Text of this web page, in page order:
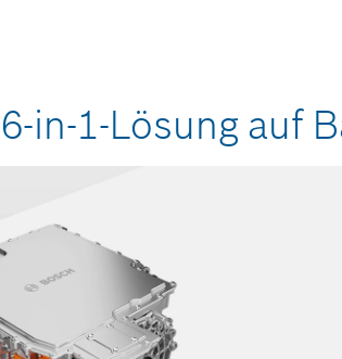
in-1-Lösung auf